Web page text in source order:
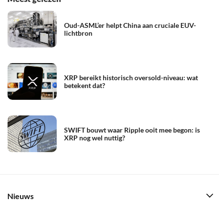
Oud-ASML’er helpt China aan cruciale EUV-
lichtbron
XRP bereikt historisch oversold-niveau: wat
betekent dat?
SWIFT bouwt waar Ripple ooit mee begon: is
XRP nog wel nuttig?
Nieuws